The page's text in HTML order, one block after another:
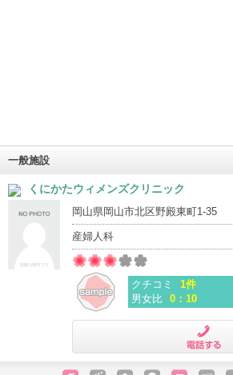
一般施設
くにかたウィメンズクリニック
岡山県岡山市北区野殿東町1-35
産婦人科
クチコミ
1件
男女比 0：10